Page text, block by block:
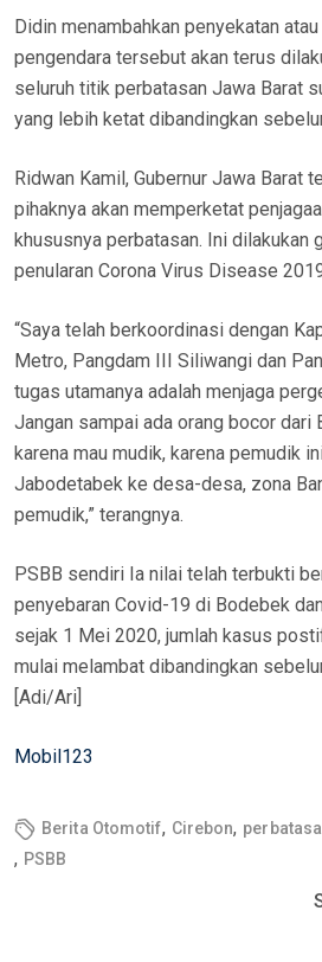
Didin menambahkan penyekatan
pengendara tersebut akan terus
seluruh titik perbatasan Jawa Barat
yang lebih ketat dibandingkan
Ridwan Kamil, Gubernur Jawa Barat
pihaknya akan memperketat
khususnya perbatasan. Ini dilakukan
penularan Corona Virus Disease
“Saya telah berkoordinasi dengan
Metro, Pangdam III Siliwangi dan
tugas utamanya adalah menjaga
Jangan sampai ada orang bocor dari
karena mau mudik, karena pemudik
Jabodetabek ke desa-desa, zona
pemudik,” terangnya.
PSBB sendiri Ia nilai telah terbukti
penyebaran Covid-19 di Bodebek
sejak 1 Mei 2020, jumlah kasus
mulai melambat dibandingkan
[Adi/Ari]
Mobil123
Berita Otomotif, Cirebon,
, PSBB